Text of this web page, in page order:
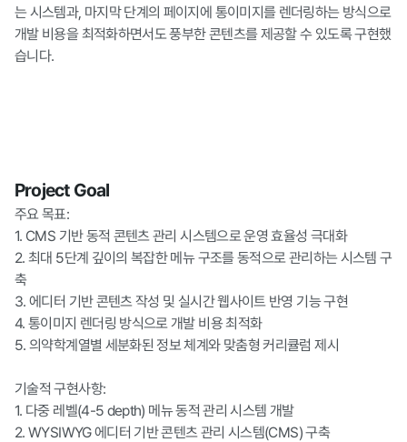
는 시스템과, 마지막 단계의 페이지에 통이미지를 렌더링하는 방식으로
개발 비용을 최적화하면서도 풍부한 콘텐츠를 제공할 수 있도록 구현했
습니다.
Project Goal
주요 목표:
1. CMS 기반 동적 콘텐츠 관리 시스템으로 운영 효율성 극대화
2. 최대 5단계 깊이의 복잡한 메뉴 구조를 동적으로 관리하는 시스템 구
축
3. 에디터 기반 콘텐츠 작성 및 실시간 웹사이트 반영 기능 구현
4. 통이미지 렌더링 방식으로 개발 비용 최적화
5. 의약학계열별 세분화된 정보 체계와 맞춤형 커리큘럼 제시
기술적 구현사항:
1. 다중 레벨(4-5 depth) 메뉴 동적 관리 시스템 개발
2. WYSIWYG 에디터 기반 콘텐츠 관리 시스템(CMS) 구축